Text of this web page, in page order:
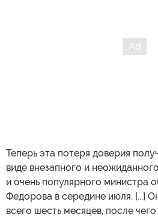
Теперь эта потеря доверия
виде внезапного и
и очень популярного министра
Федорова в середине июля. [...]
всего шесть месяцев, после